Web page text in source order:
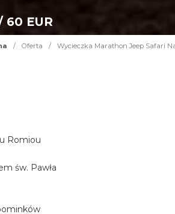
60 EUR
/ Oferta / Wycieczka Marathon Jeep Safari
Romiou
św. Pawła